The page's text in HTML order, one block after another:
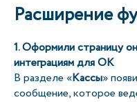
Расширение
1. Оформили страницу
интеграциям для ОК
В разделе «Кассы»
сообщение, которое